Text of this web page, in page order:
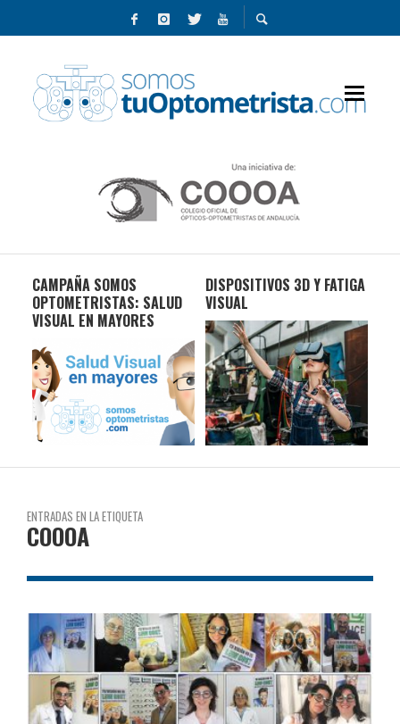
CAMPAÑA SOMOS
OPTOMETRISTAS: SALUD
VISUAL EN MAYORES
DISPOSITIVOS 3D Y FATIGA
VISUAL
ENTRADAS EN LA ETIQUETA
COOOA